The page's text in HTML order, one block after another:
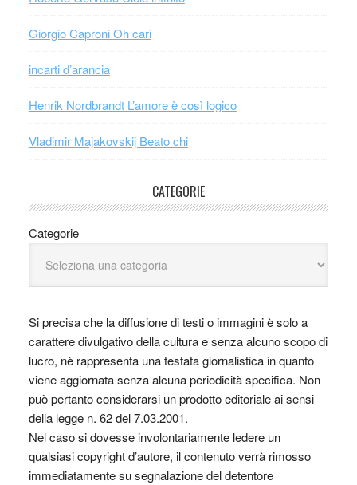
Giorgio Caproni Oh cari
incarti d’arancia
Henrik Nordbrandt L’amore è così logico
Vladimir Majakovskij Beato chi
CATEGORIE
Categorie
Si precisa che la diffusione di testi o immagini è solo a
carattere divulgativo della cultura e senza alcuno scopo di
lucro, nè rappresenta una testata giornalistica in quanto
viene aggiornata senza alcuna periodicità specifica. Non
può pertanto considerarsi un prodotto editoriale ai sensi
della legge n. 62 del 7.03.2001.
Nel caso si dovesse involontariamente ledere un
qualsiasi copyright d’autore, il contenuto verrà rimosso
immediatamente su segnalazione del detentore